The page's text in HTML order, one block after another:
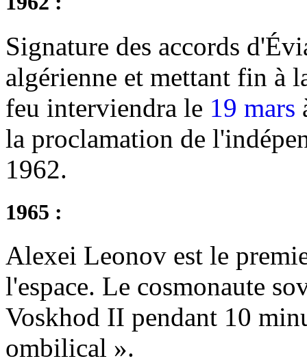
Signature des accords
algérienne et mettant fin à
feu interviendra le 19 mars
la proclamation de
1962.
1965 :
Alexei Leonov est le
l'espace. Le cosmonaute
Voskhod II pendant 10
ombilical ».